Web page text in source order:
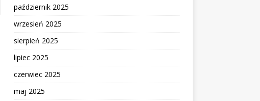
październik 2025
wrzesień 2025
sierpień 2025
lipiec 2025
czerwiec 2025
maj 2025